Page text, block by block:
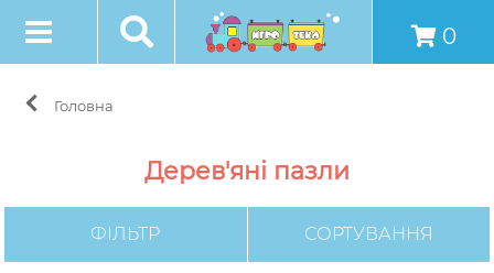
0
Головна
Дерев'яні пазли
ФІЛЬТР СОРТУВАННЯ